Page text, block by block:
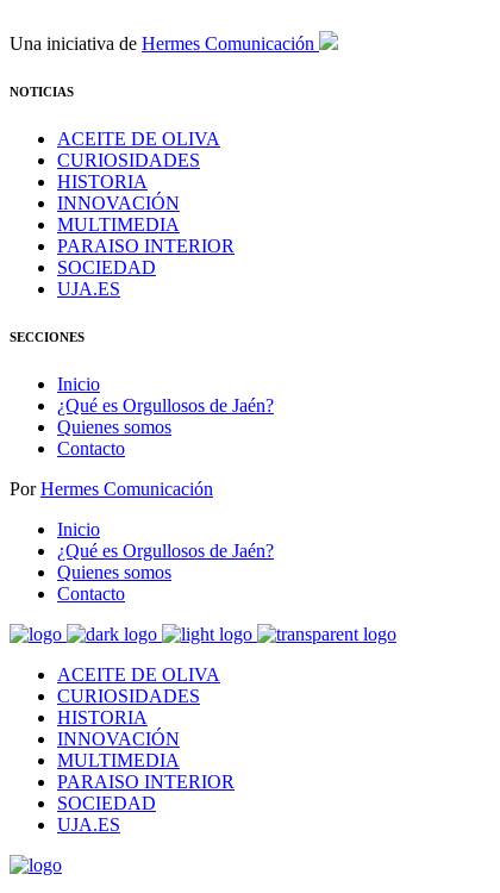
Una iniciativa de Hermes Comunicación
NOTICIAS
ACEITE DE OLIVA
CURIOSIDADES
HISTORIA
INNOVACIÓN
MULTIMEDIA
PARAISO INTERIOR
SOCIEDAD
UJA.ES
SECCIONES
Inicio
¿Qué es Orgullosos de Jaén?
Quienes somos
Contacto
PorHermes Comunicación
Inicio
¿Qué es Orgullosos de Jaén?
Quienes somos
Contacto
ACEITE DE OLIVA
CURIOSIDADES
HISTORIA
INNOVACIÓN
MULTIMEDIA
PARAISO INTERIOR
SOCIEDAD
UJA.ES